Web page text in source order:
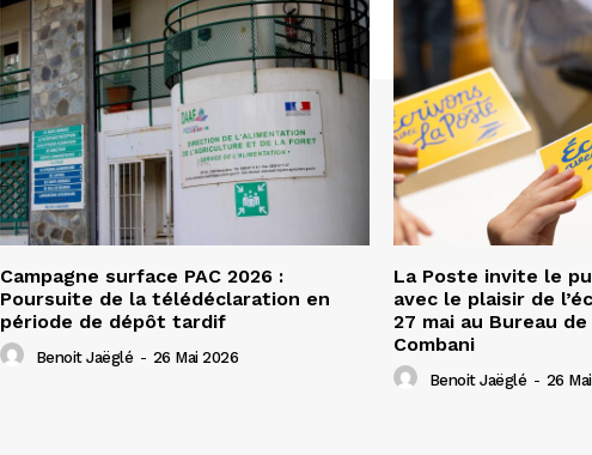
Campagne surface PAC 2026 :
Poursuite de la télédéclaration en
période de dépôt tardif
Benoit Jaëglé - 26 Mai 2026
La Poste invite le
avec le plaisir de
27 mai au Bureau
Combani
Benoit Jaëglé - 26